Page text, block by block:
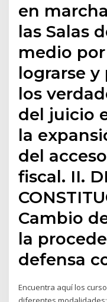
en
las Salas
medio
lograrse
los
del juicio
la
del
fiscal. II.
Cambio
la
defensa
Encuentra aquí los